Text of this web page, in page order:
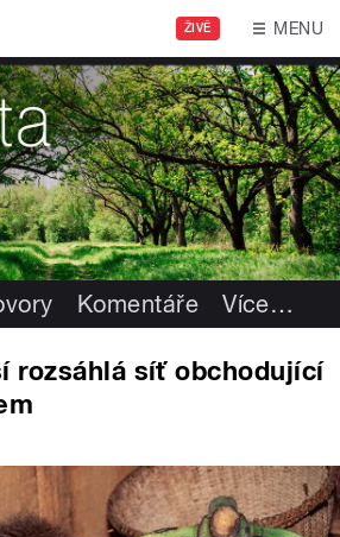
ŽIVĚ MENU
Komentáře Více…
rozsáhlá síť obchodující